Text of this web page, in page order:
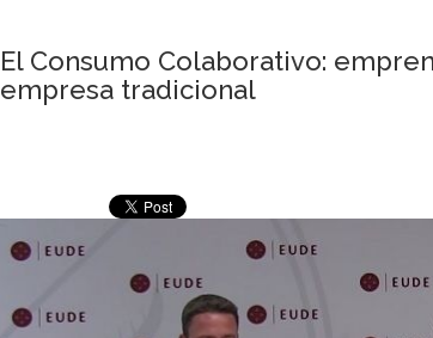
El Consumo Colaborativo:
empresa tradicional